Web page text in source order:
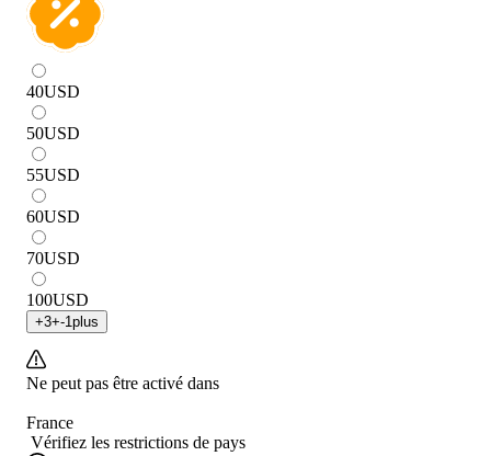
40USD
50USD
55USD
60USD
70USD
100USD
+3+-1plus
Ne peut pas être activé dans
France
Vérifiez les restrictions de pays